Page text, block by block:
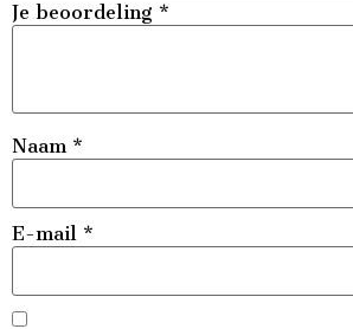
Je beoordeling *
Naam *
E-mail *